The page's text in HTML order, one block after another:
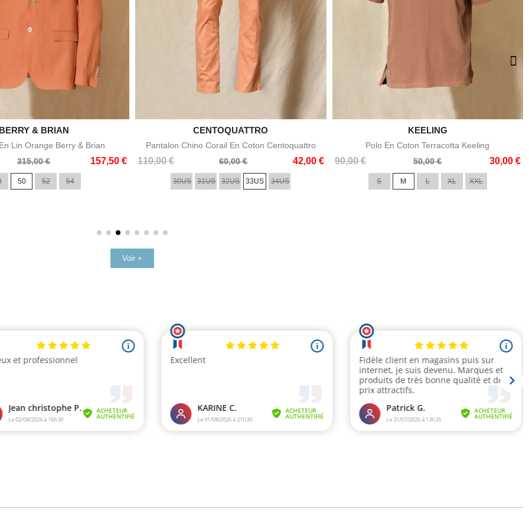
Aperçu rapide
BERRY & BRIAN
Lin Orange Berry & Brian
315,00 € 157,50 €
50 52 54
Aperçu rapide
CENTOQUATTRO
Pantalon Chino Corail En Coton Centoquattro
110,00 €
Prix
60,00 € 42,00 €
Prix
30US 31US 32US 33US 34US
Aperçu rapide
KEELING
Polo En Coton Terracotta Keeling
90,00 €
Prix
50,00 € 30,00 €
Prix
S M L XL XXL
Voir +